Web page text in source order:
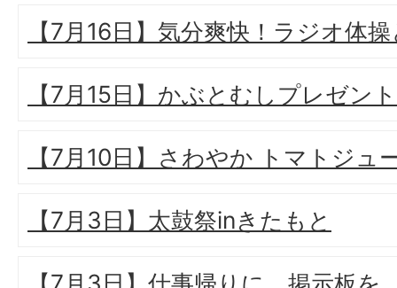
【7月16日】気分爽快！ラジオ体
【7月15日】かぶとむしプレゼント
【7月10日】さわやか トマトジュ
【7月3日】太鼓祭inきたもと